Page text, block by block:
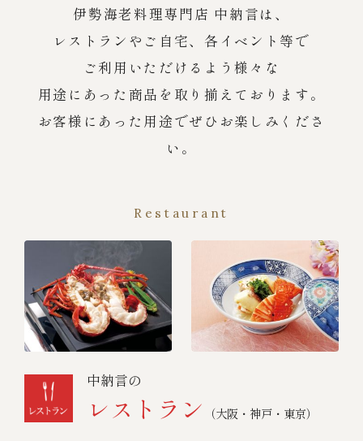
伊勢海老料理専門店 中納言は、
レストランやご自宅、各イベント等で
ご利用いただけるよう様々な
用途にあった商品を取り揃えております。
お客様にあった用途でぜひお楽しみくださ
い。
Restaurant
中納言の
レストラン （大阪・神戸・東京）